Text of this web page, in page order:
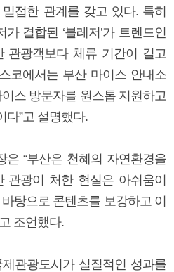
접한 관계를 갖고 있다. 특히
결합된 ‘블레저’가 트렌드인
관광객보다 체류 기간이 길고
코에서는 부산 마이스 안내소
스 방문자를 원스톱 지원하고
다”고 설명했다.
은 “부산은 천혜의 자연환경을
관광이 처한 현실은 아쉬움이
탕으로 콘텐츠를 보강하고 이
조언했다.
관광도시가 실질적인 성과를